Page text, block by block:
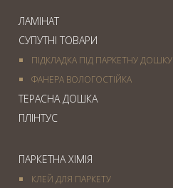
ЛАМІНАТ
СУПУТНІ ТОВАРИ
ПІДКЛАДКА ПІД ПАРКЕТНУ ДОШКУ
ФАНЕРА ВОЛОГОСТІЙКА
ТЕРАСНА ДОШКА
ПЛІНТУС
ПАРКЕТНА ХІМІЯ
КЛЕЙ ДЛЯ ПАРКЕТУ